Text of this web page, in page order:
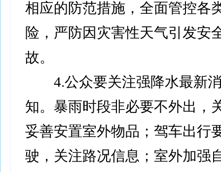
相应的防范措施，全面管控各
险，严防因灾害性天气引发安
故。
4.公众要关注强降水最新消
知。暴雨时段非必要不外出，
妥善安置室外物品；驾车出行
驶，关注路况信息；室外加强